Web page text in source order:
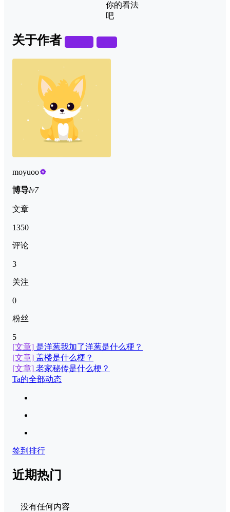
你的看法
吧
关于作者
moyuoo
博导lv7
文章
1350
评论
3
关注
0
粉丝
5
[文章] 是洋葱我加了洋葱是什么梗？
[文章] 盖楼是什么梗？
[文章] 老家秘传是什么梗？
Ta的全部动态
签到排行
近期热门
没有任何内容